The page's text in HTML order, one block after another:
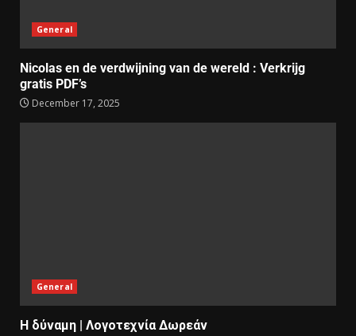
General
Nicolas en de verdwijning van de wereld : Verkrijg
gratis PDF’s
December 17, 2025
General
Η δύναμη | Λογοτεχνία Δωρεάν